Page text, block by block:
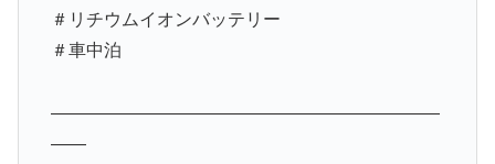
＃リチウムイオンバッテリー
＃車中泊
——————————————————————
——